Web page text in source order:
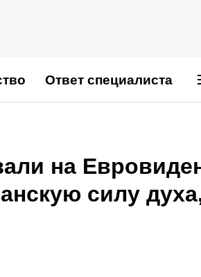
Ответ специалиста
на
силу